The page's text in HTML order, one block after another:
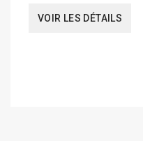
VOIR LES DÉTAILS